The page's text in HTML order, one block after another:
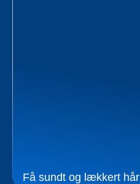
Få sundt og lækkert hår